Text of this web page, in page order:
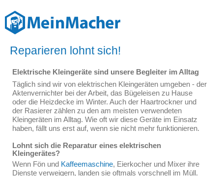
Reparieren lohnt sich!
Elektrische Kleingeräte sind unsere Begleiter im Alltag
Täglich sind wir von elektrischen Kleingeräten umgeben - der
Aktenvernichter bei der Arbeit, das Bügeleisen zu Hause
oder die Heizdecke im Winter. Auch der Haartrockner und
der Rasierer zählen zu den am meisten verwendeten
Kleingeräten im Alltag. Wie oft wir diese Geräte im Einsatz
haben, fällt uns erst auf, wenn sie nicht mehr funktionieren.
Lohnt sich die Reparatur eines elektrischen
Kleingerätes?
Wenn Fön und Kaffeemaschine, Eierkocher und Mixer ihre
Dienste verweigern, landen sie oftmals vorschnell im Müll.